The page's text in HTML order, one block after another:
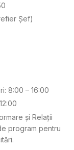
Șef)
8:00 – 16:00
și Relații
program pentru